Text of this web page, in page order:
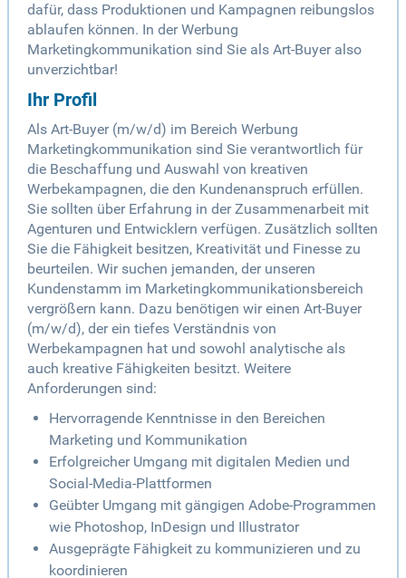
dafür, dass Produktionen und Kampagnen reibungslos
ablaufen können. In der Werbung
Marketingkommunikation sind Sie als Art-Buyer also
unverzichtbar!
Ihr Profil
Als Art-Buyer (m/w/d) im Bereich Werbung
Marketingkommunikation sind Sie verantwortlich für
die Beschaffung und Auswahl von kreativen
Werbekampagnen, die den Kundenanspruch erfüllen.
Sie sollten über Erfahrung in der Zusammenarbeit mit
Agenturen und Entwicklern verfügen. Zusätzlich sollten
Sie die Fähigkeit besitzen, Kreativität und Finesse zu
beurteilen. Wir suchen jemanden, der unseren
Kundenstamm im Marketingkommunikationsbereich
vergrößern kann. Dazu benötigen wir einen Art-Buyer
(m/w/d), der ein tiefes Verständnis von
Werbekampagnen hat und sowohl analytische als
auch kreative Fähigkeiten besitzt. Weitere
Anforderungen sind:
Hervorragende Kenntnisse in den Bereichen
Marketing und Kommunikation
Erfolgreicher Umgang mit digitalen Medien und
Social-Media-Plattformen
Geübter Umgang mit gängigen Adobe-Programmen
wie Photoshop, InDesign und Illustrator
Ausgeprägte Fähigkeit zu kommunizieren und zu
koordinieren